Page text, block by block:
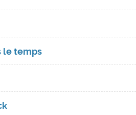
le temps